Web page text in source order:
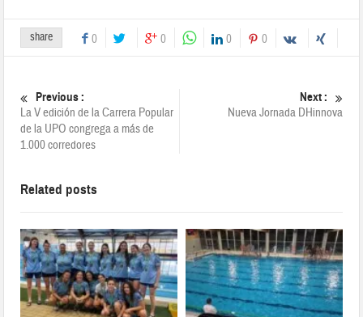
share 0 0 0 0
Previous :
La V edición de la Carrera Popular
de la UPO congrega a más de
1.000 corredores
Next :
Nueva Jornada DHinnova
Related posts